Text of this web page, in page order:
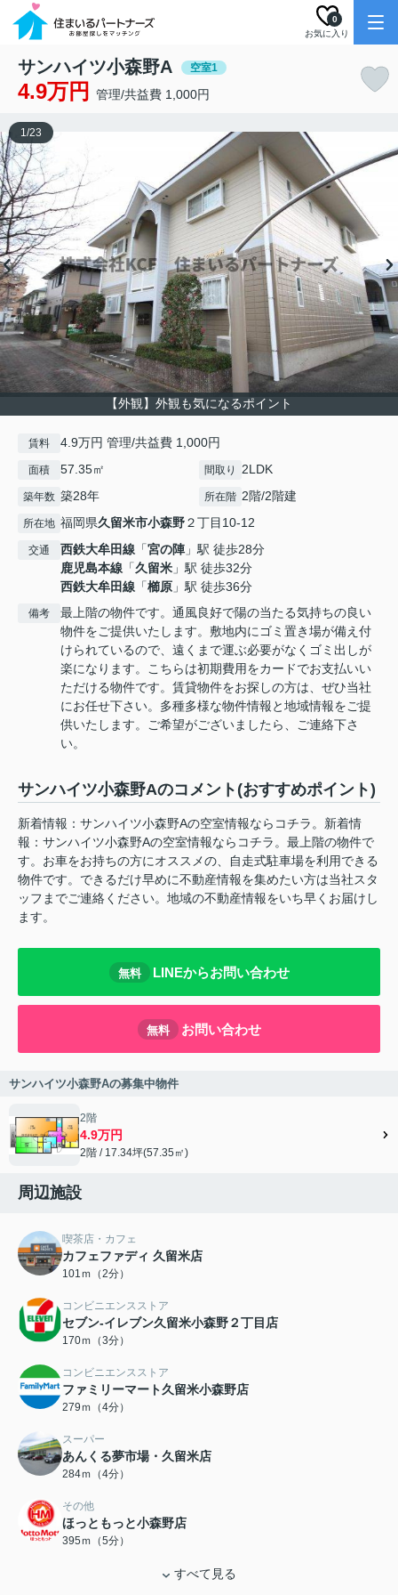
お気に入り
0
サンハイツ小森野A 空室1
4.9万円 管理/共益費 1,000円
【外観】外観も気になるポイント
1/23
賃料 4.9万円 管理/共益費 1,000円
面積 57.35㎡ 間取り 2LDK
築年数 築28年 所在階 2階/2階建
所在地 福岡県久留米市小森野２丁目10-12
交通 西鉄大牟田線 「宮の陣」駅 徒歩28分
鹿児島本線 「久留米 」駅 徒歩32分
西鉄大牟田線 「櫛原 」駅 徒歩36分
備考
最上階の物件です。通風良好で陽の当たる気持ちの良い
物件をご提供いたします。敷地内にゴミ置き場が備え付
けられているので、遠くまで運ぶ必要がなくゴミ出しが
楽になります。こちらは初期費用をカードでお支払いい
ただける物件です。賃貸物件をお探しの方は、ぜひ当社
にお任せ下さい。多種多様な物件情報と地域情報をご提
供いたします。ご希望がございましたら、ご連絡下さ
い。
サンハイツ小森野Aのコメント(おすすめポイント)
新着情報：サンハイツ小森野Aの空室情報ならコチラ。新着情
報：サンハイツ小森野Aの空室情報ならコチラ。最上階の物件で
す。お車をお持ちの方にオススメの、自走式駐車場を利用できる
物件です。できるだけ早めに不動産情報を集めたい方は当社スタ
ッフまでご連絡ください。地域の不動産情報をいち早くお届けし
ます。
無料 LINEからお問い合わせ
無料 お問い合わせ
サンハイツ小森野Aの募集中物件
2階
4.9万円
2階 / 17.34坪(57.35㎡)
周辺施設
喫茶店・カフェ
カフェファディ 久留米店
101ｍ（2分）
コンビニエンスストア
セブン-イレブン久留米小森野２丁目店
170ｍ（3分）
コンビニエンスストア
ファミリーマート久留米小森野店
279ｍ（4分）
スーパー
あんくる夢市場・久留米店
284ｍ（4分）
その他
ほっともっと小森野店
395ｍ（5分）
すべて見る